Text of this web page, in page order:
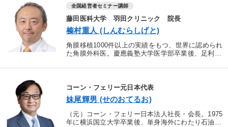
全国経営者セミナー講師
藤田医科大学 羽田クリニック 院長
榛村重人 (しんむらしげと)
角膜移植1000件以上の実績をもつ、世界に認められ
た角膜外科医。慶應義塾大学医学部卒業後、足利赤
慶應義塾大学医学部眼科学教室准教授、藤田医科大
コーン・フェリー元日本代表
妹尾輝男 (せのおてるお)
（元）コーン・フェリー日本法人社長・会長。1975
年に横浜国立大学卒業後、単身海外にわたり石油製